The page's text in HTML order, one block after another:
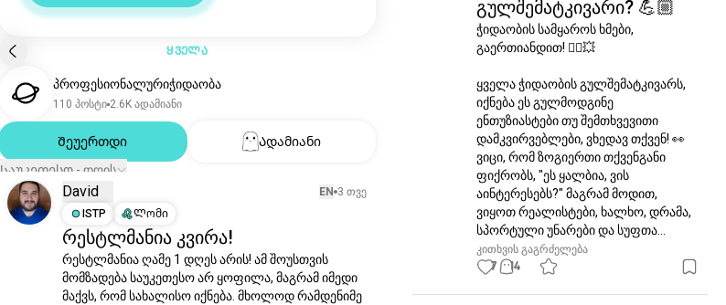
ᲧᲕᲔᲚᲐ
პროფესიონალურიჭიდაობა
110 პოსტი 2.6K ადამიანი
Შეუერთდი
Ადამიანი
Საუკეთესო - დღის
David EN 3 თვე
ISTP
Ლომი
რესტლმანია კვირა!
რესტლმანია ღამე 1 დღეს არის! ამ შოუსთვის
მომზადება საუკეთესო არ ყოფილა, მაგრამ იმედი
მაქვს, რომ სახალისო იქნება. მხოლოდ რამდენიმე
გულშემატკივარი? 💪🏼
ჭიდაობის სამყაროს ხმები,
გაერთიანდით! 🤼‍♂️💥
ყველა ჭიდაობის გულშემატკივარს,
იქნება ეს გულმოდგინე
ენთუზიასტები თუ შემთხვევითი
დამკვირვებლები, ვხედავ თქვენ! 👀
ვიცი, რომ ზოგიერთი თქვენგანი
ფიქრობს, "ეს ყალბია, ვის
აინტერესებს?" მაგრამ მოდით,
ვიყოთ რეალისტები, ხალხო, დრამა,
სპორტული უნარები და სუფთა...
კითხვის გაგრძელება
7 14